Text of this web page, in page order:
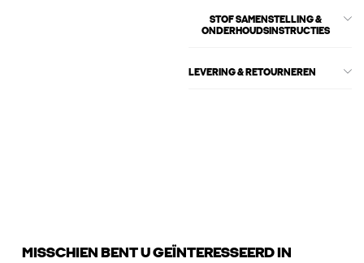
STOF SAMENSTELLING &
ONDERHOUDSINSTRUCTIES
LEVERING & RETOURNEREN
MISSCHIEN BENT U GEÏNTERESSEERD IN